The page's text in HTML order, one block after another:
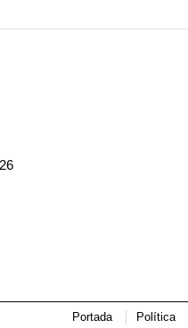
Portada Política